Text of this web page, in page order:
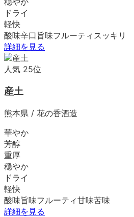
ドライ
軽快
酸味辛口 旨味フルーティ スッキリ
詳細を見る
人気 25位
産土
熊本県 / 花の香酒造
華やか
芳醇
重厚
穏やか
ドライ
軽快
酸味旨味フルーティ甘味苦味
詳細を見る